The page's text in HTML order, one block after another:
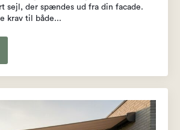
sejl, der spændes ud fra din facade.
krav til både...